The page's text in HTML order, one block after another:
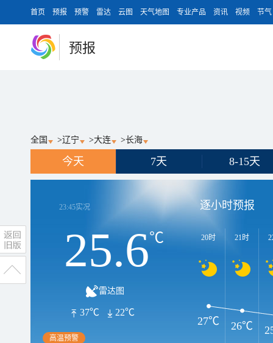
首页 预报 预警 雷达 云图 天气地图 专业产品 资讯 视频 节气
预报
全国 >辽宁 >大连 >长海
今天 7天 8-15天
23:45实况
25.6℃
雷达图
37℃ 22℃
高温预警
逐小时预报
20时 21时
27℃ 26℃